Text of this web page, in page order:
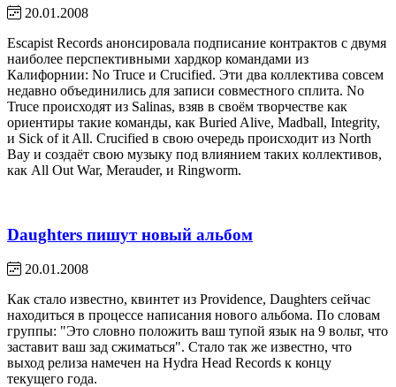
20.01.2008
Escapist Records анонсировала подписание контрактов с двумя
наиболее перспективными хардкор командами из
Калифорнии: No Truce и Crucified. Эти два коллектива совсем
недавно объединились для записи совместного сплита. No
Truce происходят из Salinas, взяв в своём творчестве как
ориентиры такие команды, как Buried Alive, Madball, Integrity,
и Sick of it All. Crucified в свою очередь происходит из North
Bay и создаёт свою музыку под влиянием таких коллективов,
как All Out War, Merauder, и Ringworm.
Daughters пишут новый альбом
20.01.2008
Как стало известно, квинтет из Providence, Daughters сейчас
находиться в процессе написания нового альбома. По словам
группы: "Это словно положить ваш тупой язык на 9 вольт, что
заставит ваш зад сжиматься". Стало так же известно, что
выход релиза намечен на Hydra Head Records к концу
текущего года.